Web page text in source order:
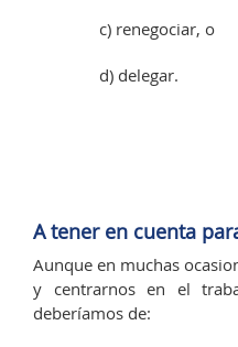
c) renegociar, o
d) delegar.
A tener en cuenta
Aunque en muchas
y centrarnos en el
deberíamos de: